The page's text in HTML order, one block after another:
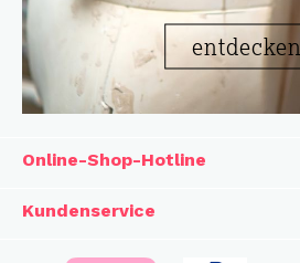
entdecken
Online-Shop-Hotline
Kundenservice